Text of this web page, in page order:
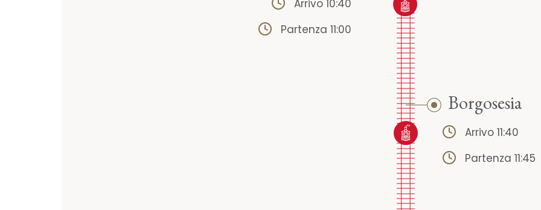
Arrivo 10:40
Partenza 11:00
Borgosesia
Arrivo 11:40
Partenza 11:45